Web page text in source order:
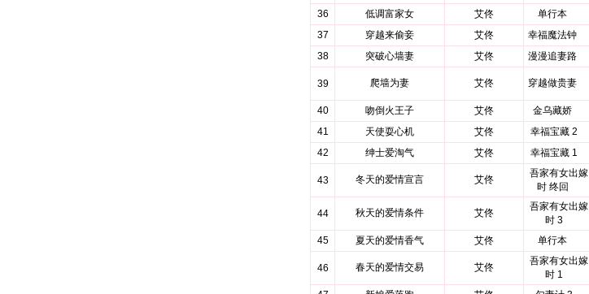
36
低调富家女 艾佟 单行本
37
穿越来偷妾 艾佟 幸福魔法钟
38
突破心墙妻 艾佟 漫漫追妻路
39 爬墙为妻 艾佟 穿越做贵妻
40
吻倒火王子 艾佟 金乌藏娇
41
天使耍心机 艾佟 幸福宝藏 2
42
绅士爱淘气 艾佟 幸福宝藏 1
43 冬天的爱情宣言 艾佟
吾家有女出嫁
时 终回
44 秋天的爱情条件 艾佟
吾家有女出嫁
时 3
45 夏天的爱情香气 艾佟 单行本
46 春天的爱情交易 艾佟
吾家有女出嫁
时 1